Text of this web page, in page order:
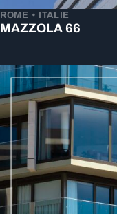
MAZZOLA 66
ROME • ITALIE